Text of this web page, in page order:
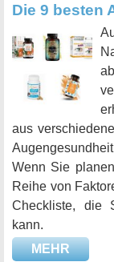
Die 9 besten
aus
Wenn Sie
Reihe von
Checkliste, die
kann.
MEHR